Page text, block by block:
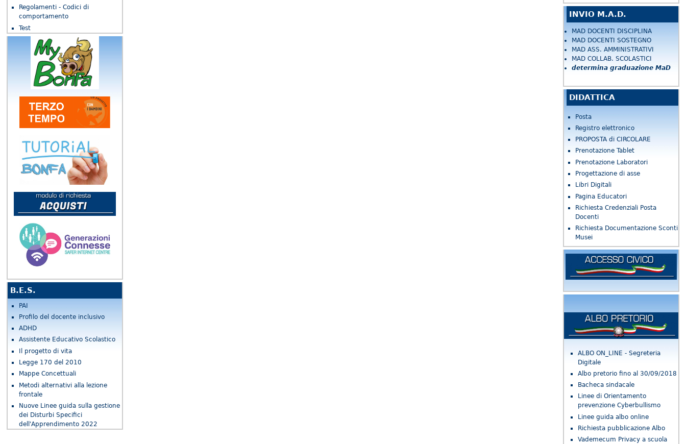
Regolamenti - Codici di
comportamento
Test
B.E.S.
PAI
Profilo del docente inclusivo
ADHD
Assistente Educativo Scolastico
Il progetto di vita
Legge 170 del 2010
Mappe Concettuali
Metodi alternativi alla lezione
frontale
Nuove Linee guida sulla gestione
dei Disturbi Specifici
dell'Apprendimento 2022
INVIO M.A.D.
MAD DOCENTI DISCIPLINA
MAD DOCENTI SOSTEGNO
MAD ASS. AMMINISTRATIVI
MAD COLLAB. SCOLASTICI
determina graduazione MaD
DIDATTICA
Posta
Registro elettronico
PROPOSTA di CIRCOLARE
Prenotazione Tablet
Prenotazione Laboratori
Progettazione di asse
Libri Digitali
Pagina Educatori
Richiesta Credenziali Posta
Docenti
Richiesta Documentazione Sconti
Musei
ALBO ON_LINE - Segreteria
Digitale
Albo pretorio fino al 30/09/2018
Bacheca sindacale
Linee di Orientamento
prevenzione Cyberbullismo
Linee guida albo online
Richiesta pubblicazione Albo
Vademecum Privacy a scuola